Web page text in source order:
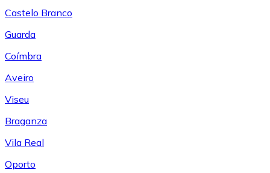
Castelo Branco
Guarda
Coímbra
Aveiro
Viseu
Braganza
Vila Real
Oporto